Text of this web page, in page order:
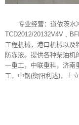
专业经营：道依茨水
TCD2012/
工程机械，港口机械以及
防冻液。提供各种柴油机
一重工，中联重科，济南
工，中钢(衡阳利达)，土立